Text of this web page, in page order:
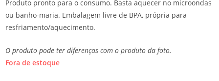
Produto pronto para o consumo. Basta aquecer no microondas
ou banho-maria. Embalagem livre de BPA, própria para
resfriamento/aquecimento.
O produto pode ter diferenças com o produto da foto.
Fora de estoque